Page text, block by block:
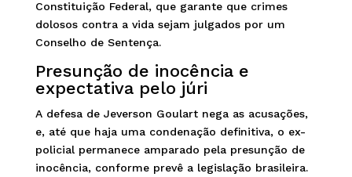
Constituição Federal, que garante que crimes
dolosos contra a vida sejam julgados por um
Conselho de Sentença.
Presunção de inocência e
expectativa pelo júri
A defesa de Jeverson Goulart nega as acusações,
e, até que haja uma condenação definitiva, o ex-
policial permanece amparado pela presunção de
inocência, conforme prevê a legislação brasileira.